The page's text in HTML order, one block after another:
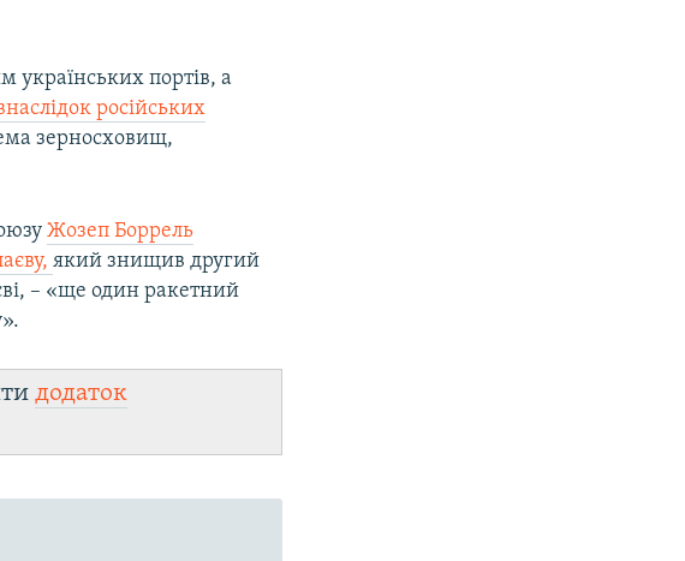
українських портів, а
російських
зерносховищ,
Жозеп Боррель
який знищив другий
– «ще один ракетний
додаток